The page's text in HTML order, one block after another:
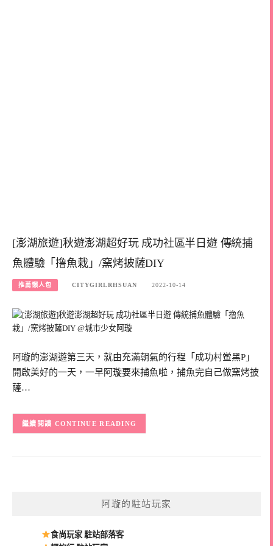
[澎湖旅遊]秋遊澎湖超好玩 成功社區半日遊 傳統捕
魚體驗「撸魚栽」/窯烤披薩DIY
推薦懶人包 CITYGIRLRHSUAN 2022-10-14
阿璇的澎湖遊第三天，就由充滿朝氣的行程「成功村鲎黑P」
開啟美好的一天，一早阿璇要來捕魚啦，捕魚完自己做窯烤披
薩…
CONTINUE READING
阿璇的駐站玩家
食尚玩家 駐站部落客